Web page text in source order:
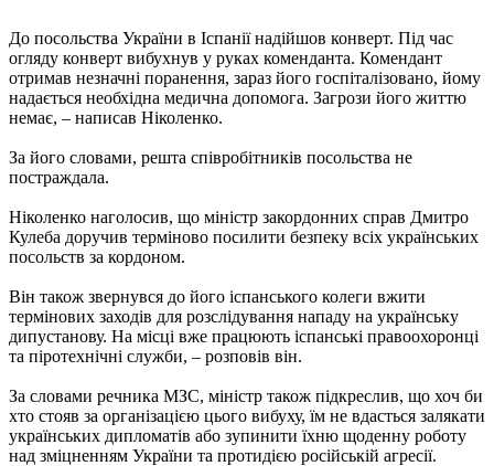
До посольства України в Іспанії надійшов конверт. Під час
огляду конверт вибухнув у руках коменданта. Комендант
отримав незначні поранення, зараз його госпіталізовано, йому
надається необхідна медична допомога. Загрози його життю
немає, – написав Ніколенко.
За його словами, решта співробітників посольства не
постраждала.
Ніколенко наголосив, що міністр закордонних справ Дмитро
Кулеба доручив терміново посилити безпеку всіх українських
посольств за кордоном.
Він також звернувся до його іспанського колеги вжити
термінових заходів для розслідування нападу на українську
дипустанову. На місці вже працюють іспанські правоохоронці
та піротехнічні служби, – розповів він.
За словами речника МЗС, міністр також підкреслив, що хоч би
хто стояв за організацією цього вибуху, їм не вдасться залякати
українських дипломатів або зупинити їхню щоденну роботу
над зміцненням України та протидією російській агресії.